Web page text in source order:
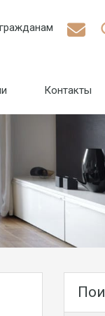
Контакты